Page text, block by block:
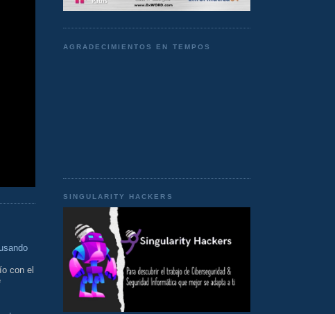
con el
AGRADECIMIENTOS EN TEMPOS
SINGULARITY HACKERS